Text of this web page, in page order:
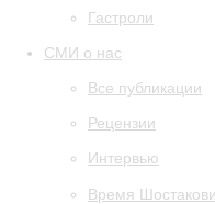
Гастроли
СМИ о нас
Все публикации
Рецензии
Интервью
Время